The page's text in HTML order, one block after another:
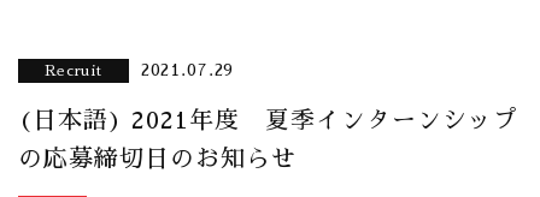
Recruit 2021.07.29
(日本語) 2021年度 夏季インターンシップ
の応募締切日のお知らせ